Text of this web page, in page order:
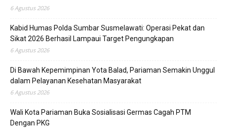
6 Agustus 2026
Kabid Humas Polda Sumbar Susmelawati: Operasi Pekat dan
Sikat 2026 Berhasil Lampaui Target Pengungkapan
6 Agustus 2026
Di Bawah Kepemimpinan Yota Balad, Pariaman Semakin Unggul
dalam Pelayanan Kesehatan Masyarakat
6 Agustus 2026
Wali Kota Pariaman Buka Sosialisasi Germas Cagah PTM
Dengan PKG